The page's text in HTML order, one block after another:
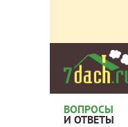
ВОПРОСЫ
И ОТВЕТЫ